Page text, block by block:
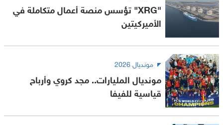
"XRG" تؤسس منصة أعمال متكاملة في
الأميركيتين
مونديال 2026
مونديال المليارات.. مجد كروي وأرباح
قياسية للفيفا